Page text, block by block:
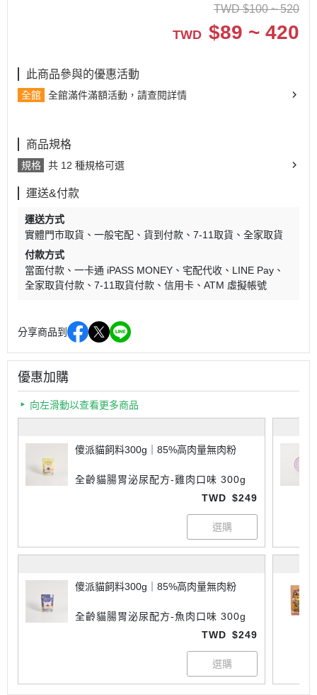
TWD $100 ~ 520
TWD $89 ~ 420
此商品參與的優惠活動
全館 全館滿件滿額活動，請查閱詳情
商品規格
規格 共 12 種規格可選
運送&付款
運送方式
實體門市取貨
一般宅配 貨到付款 7-11取貨
全家取貨
付款方式
當面付款
一卡通 iPASS MONEY 宅配代收
LINE Pay
全家取貨付款
7-11取貨付款 信用卡 ATM 虛擬帳號
分享商品到
優惠加購
向左滑動以查看更多商品
傻派貓飼料300g｜85%高肉量無肉粉
全齡貓腸胃泌尿配方-雞肉口味 300g
TWD $249
傻派貓飼料300g｜85%高肉量無肉粉
全齡貓腸胃泌尿配方-魚肉口味 300g
TWD $249